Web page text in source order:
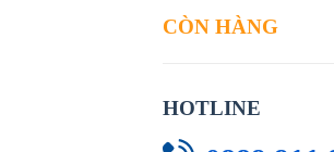
CÒN HÀNG
HOTLINE